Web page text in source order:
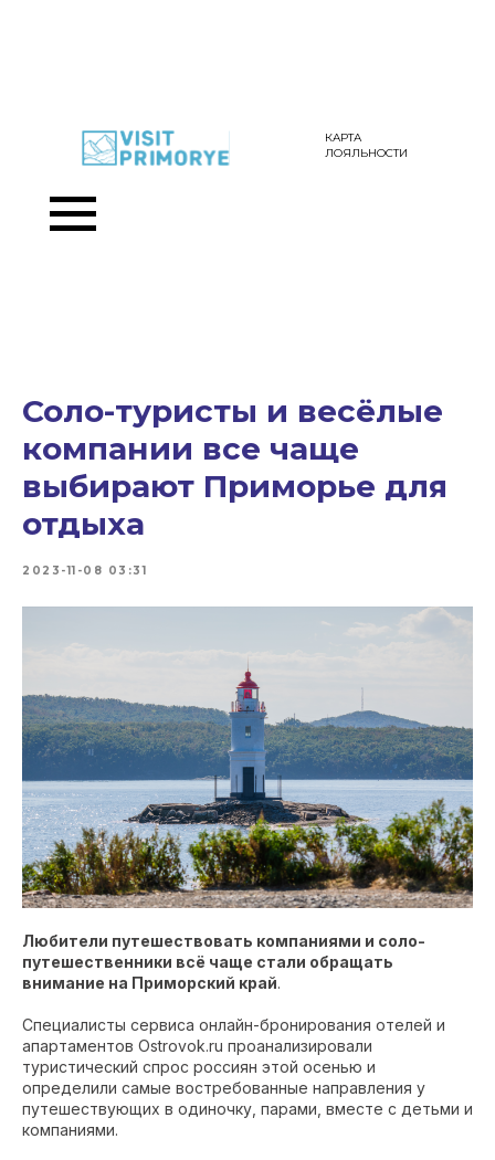
КАРТА
ЛОЯЛЬНОСТИ
Соло-туристы и весёлые
компании все чаще
выбирают Приморье для
отдыха
2023-11-08 03:31
Любители путешествовать компаниями и соло-
путешественники всё чаще стали обращать
внимание на Приморский край.
Специалисты сервиса онлайн-бронирования отелей и
апартаментов Ostrovok.ru проанализировали
туристический спрос россиян этой осенью и
определили самые востребованные направления у
путешествующих в одиночку, парами, вместе с детьми и
компаниями.